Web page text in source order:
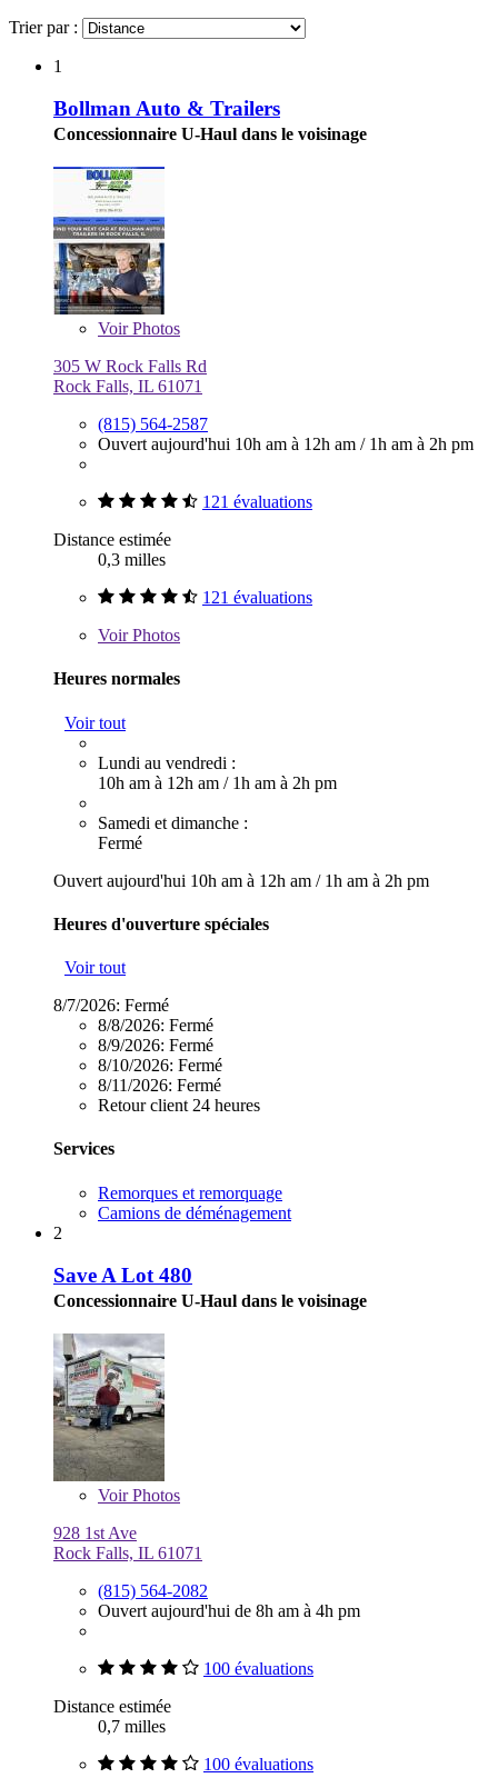
Trier par :
1
Bollman Auto & Trailers
Concessionnaire U-Haul dans le voisinage
VoirPhotos
305 W Rock Falls Rd
Rock Falls, IL 61071
(815) 564-2587
Ouvert aujourd'hui 10h am à 12h am / 1h am à 2h pm
121 évaluations
Distance estimée
0,3 milles
121 évaluations
VoirPhotos
Heures normales
Voir tout
Lundi au vendredi :
10h am à 12h am / 1h am à 2h pm
Samedi et dimanche :
Fermé
Ouvert aujourd'hui 10h am à 12h am / 1h am à 2h pm
Heures d'ouverture spéciales
Voir tout
8/7/2026: Fermé
8/8/2026: Fermé
8/9/2026: Fermé
8/10/2026: Fermé
8/11/2026: Fermé
Retour client 24 heures
Services
Remorques et remorquage
Camions de déménagement
2
Save A Lot 480
Concessionnaire U-Haul dans le voisinage
VoirPhotos
928 1st Ave
Rock Falls, IL 61071
(815) 564-2082
Ouvert aujourd'hui de 8h am à 4h pm
100 évaluations
Distance estimée
0,7 milles
100 évaluations